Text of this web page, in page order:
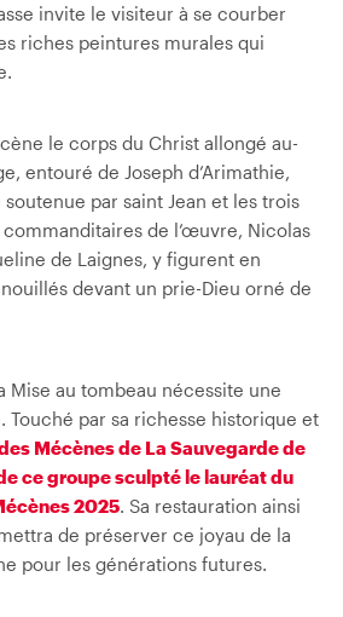
invite le visiteur à se courber
riches peintures murales qui
le corps du Christ allongé au-
entouré de Joseph d’Arimathie,
par saint Jean et les trois
de l’œuvre, Nicolas
de Laignes, y figurent en
devant un prie-Dieu orné de
Mise au tombeau nécessite une
Touché par sa richesse historique et
Mécènes de La Sauvegarde de
ce groupe sculpté le lauréat du
2025. Sa restauration ainsi
de préserver ce joyau de la
pour les générations futures.